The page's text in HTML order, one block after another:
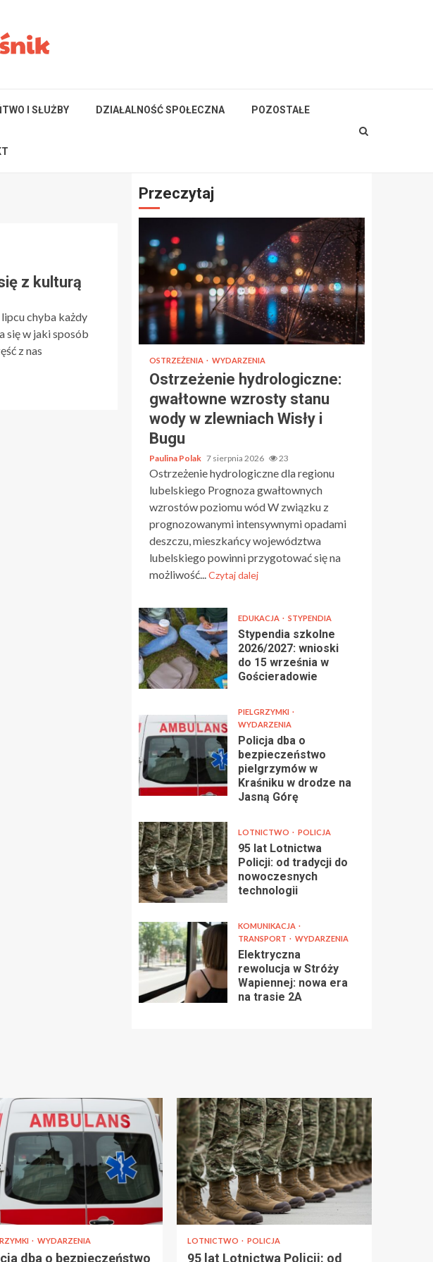
I SŁUŻBY DZIAŁALNOŚĆ SPOŁECZNA POZOSTAŁE
z kulturą
chyba każdy
się w jaki sposób
z nas
Przeczytaj
OSTRZEŻENIA WYDARZENIA
Ostrzeżenie hydrologiczne:
gwałtowne wzrosty stanu
wody w zlewniach Wisły i
Bugu
Paulina Polak 7 sierpnia 2026 23
Ostrzeżenie hydrologiczne dla regionu
lubelskiego Prognoza gwałtownych
wzrostów poziomu wód W związku z
prognozowanymi intensywnymi opadami
deszczu, mieszkańcy województwa
lubelskiego powinni przygotować się na
możliwość...Czytaj dalej
EDUKACJA STYPENDIA
Stypendia szkolne
2026/2027: wnioski
do 15 września w
Gościeradowie
PIELGRZYMKI
WYDARZENIA
Policja dba o
bezpieczeństwo
pielgrzymów w
Kraśniku w drodze na
Jasną Górę
LOTNICTWO POLICJA
95 lat Lotnictwa
Policji: od tradycji do
nowoczesnych
technologii
KOMUNIKACJA
TRANSPORT
WYDARZENIA
Elektryczna
rewolucja w Stróży
Wapiennej: nowa era
na trasie 2A
WYDARZENIA
dba o bezpieczeństwo
LOTNICTWO POLICJA
95 lat Lotnictwa Policji: od